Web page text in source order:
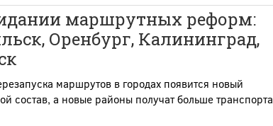
маршрутных реформ:
Оренбург, Калининград,
маршрутов в городах появится новый
состав, а новые районы получат больше транспорта